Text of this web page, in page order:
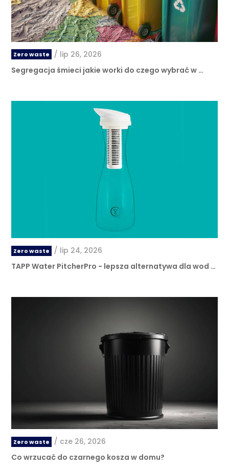
Zero waste / lip 26, 2026
Segregacja śmieci jakie worki do czego wybrać w …
Zero waste / lip 24, 2026
TAPP Water PitcherPro - lepsza alternatywa dla wod …
Zero waste / cze 26, 2026
Co wrzucać do czarnego kosza w domu?